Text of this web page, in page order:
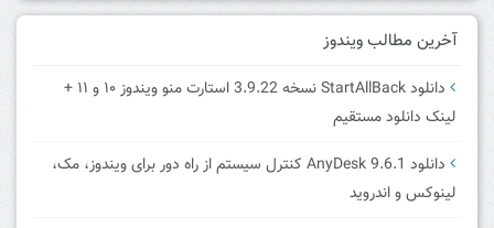
آخرین مطالب ویندوز
دانلود StartAllBack نسخه 3.9.22 استارت منو ویندوز ۱۰ و ۱۱ +
لینک دانلود مستقیم
دانلود AnyDesk 9.6.1 کنترل سیستم از راه دور برای ویندوز، مک،
لینوکس و اندروید